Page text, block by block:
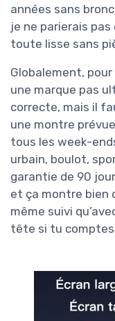
années sans
je ne parierais
toute lisse sans
Globalement,
une marque pas
correcte, mais il
une montre
tous les week-
urbain, boulot,
garantie de 90
et ça montre bien
même suivi
tête si tu